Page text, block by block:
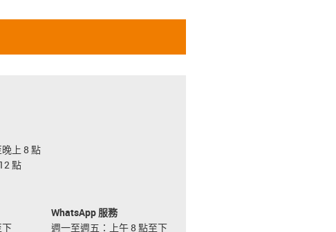
上 8 點
點
下
WhatsApp 服務
週一至週五：上午 8 點至下